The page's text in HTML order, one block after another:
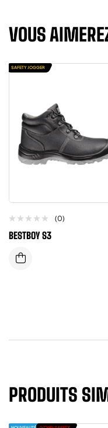
VOUS
SAFETY JOGGER
(0)
BESTBOY S3
PRODUITS